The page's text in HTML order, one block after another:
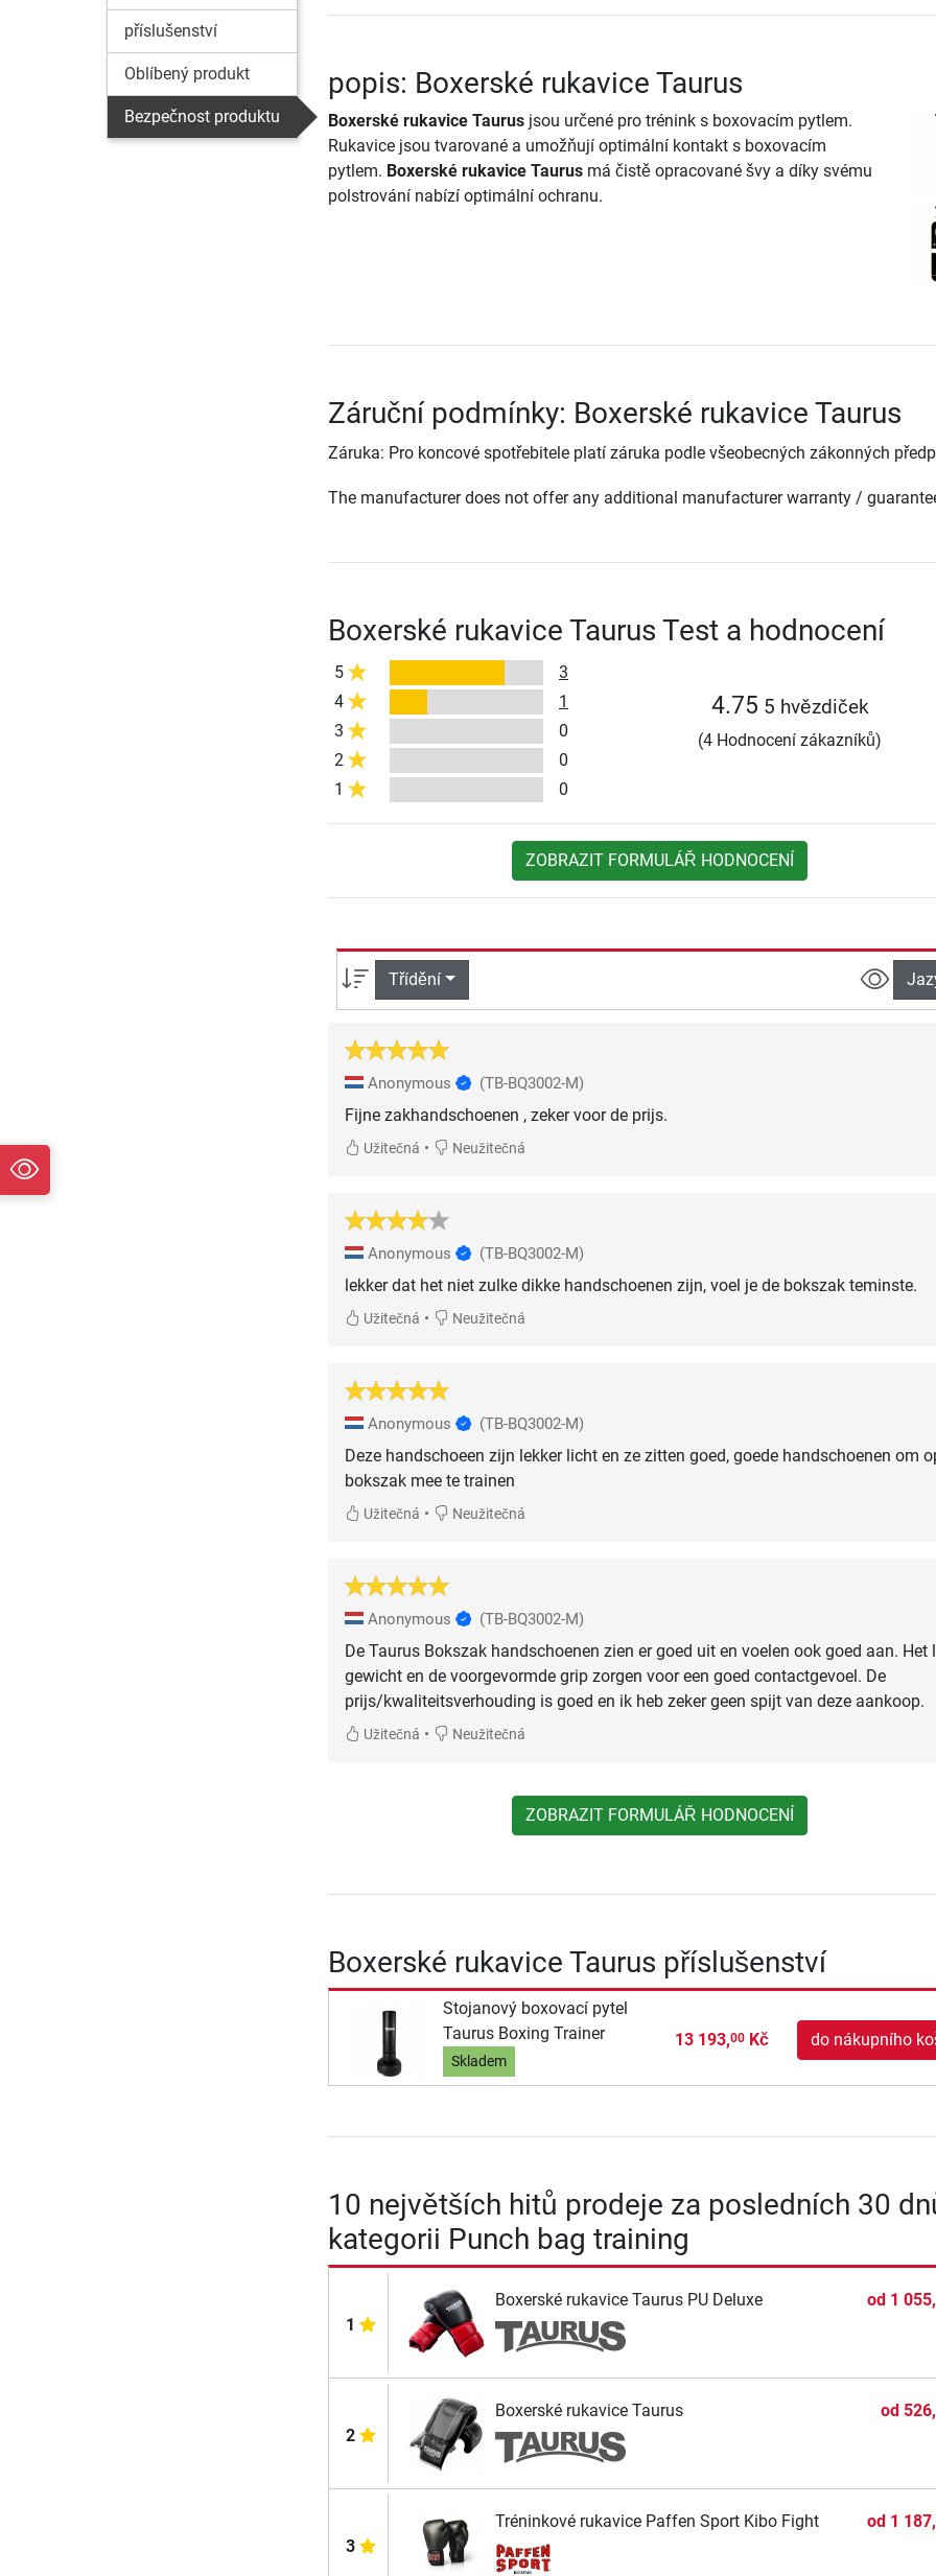
příslušenství
Oblíbený produkt
Bezpečnost produktu
popis: Boxerské rukavice Taurus
Boxerské rukavice Taurusjsou určené pro trénink s boxovacím pytlem.
Rukavice jsou tvarované a umožňují optimální kontakt s boxovacím
pytlem. Boxerské rukavice Taurusmá čistě opracované švy a díky svému
polstrování nabízí optimální ochranu.
Záruční podmínky: Boxerské rukavice Taurus
Záruka: Pro koncové spotřebitele platí záruka podle všeobecných zákonných
The manufacturer does not offer any additional manufacturer warranty /
Boxerské rukavice Taurus Test a hodnocení
5
3
4
1
3
0
2
0
1
0
4.75 5 hvězdiček
(4 Hodnocení zákazníků)
ZOBRAZIT FORMULÁŘ HODNOCENÍ
Třídění
Anonymous (TB-BQ3002-M)
Fijne zakhandschoenen , zeker voor de prijs.
Užitečná • Neužitečná
Anonymous (TB-BQ3002-M)
lekker dat het niet zulke dikke handschoenen zijn, voel je de bokszak teminste.
Užitečná • Neužitečná
Anonymous (TB-BQ3002-M)
Deze handschoeen zijn lekker licht en ze zitten goed, goede handschoenen om
bokszak mee te trainen
Užitečná • Neužitečná
Anonymous (TB-BQ3002-M)
De Taurus Bokszak handschoenen zien er goed uit en voelen ook goed aan. Het
gewicht en de voorgevormde grip zorgen voor een goed contactgevoel. De
prijs/kwaliteitsverhouding is goed en ik heb zeker geen spijt van deze aankoop.
Užitečná • Neužitečná
ZOBRAZIT FORMULÁŘ HODNOCENÍ
Boxerské rukavice Taurus příslušenství
Stojanový boxovací pytel
Taurus Boxing Trainer
Skladem
13 193,00Kč do nákupního
10 největších hitů prodeje za posledních 30
kategorii Punch bag training
1
Boxerské rukavice Taurus PU Deluxe od 1 055,
2
Boxerské rukavice Taurus od 526,
3
Tréninkové rukavice Paffen Sport Kibo Fight od 1 187,